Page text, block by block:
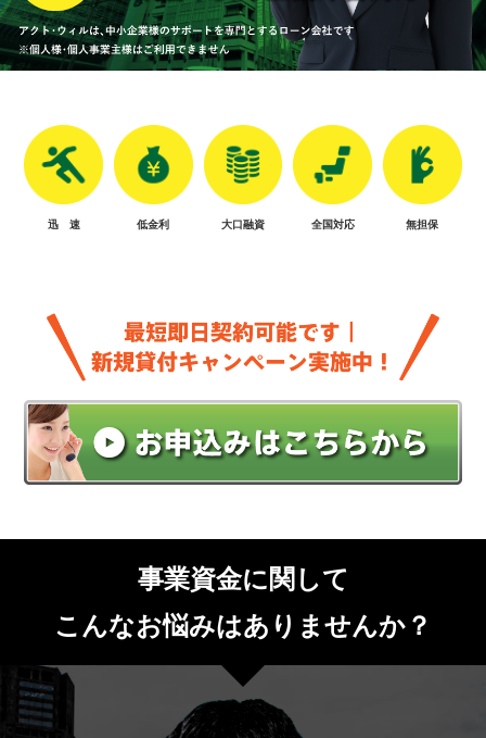
迅 速 低金利 大口融資 全国対応 無担保
事業資金に関して
こんなお悩みはありませんか？